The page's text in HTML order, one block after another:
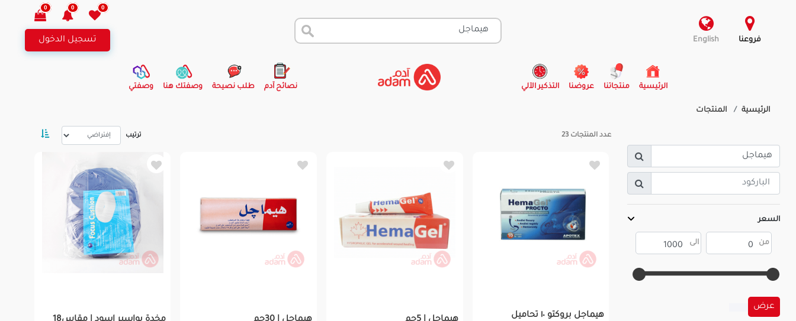
فروعنا English
0
0
0
تسجيل الدخول
الرئيسية
(current) منتجاتنا عروضنا التذكير الآلي نصائح آدم طلب نصيحة وصفتك هنا وصفتي
الرئيسية المنتجات
السعر
عرض
عدد المنتجات 23 ترتيب
هيماجل بروكتو ١٠ تحاميل